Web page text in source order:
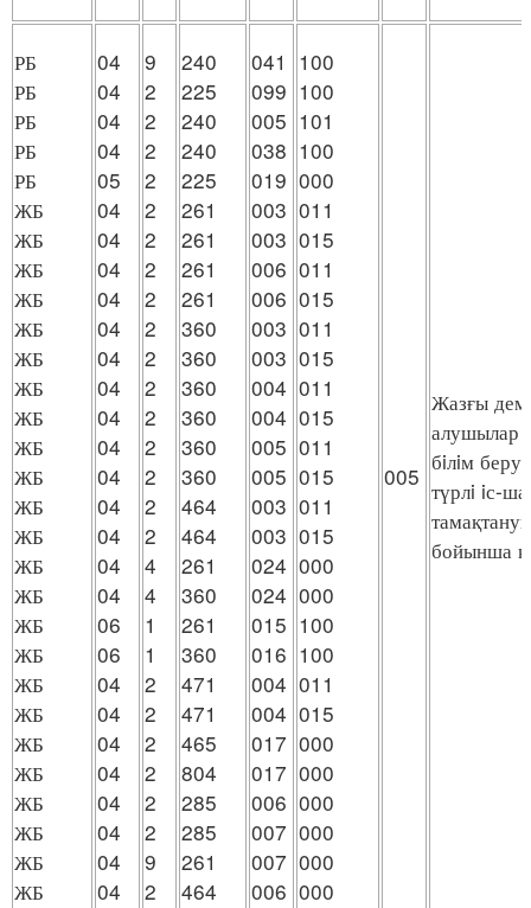
РБ
РБ
РБ
РБ
РБ
ЖБ
ЖБ
ЖБ
ЖБ
ЖБ
ЖБ
ЖБ
ЖБ
ЖБ
ЖБ
ЖБ
ЖБ
ЖБ
ЖБ
ЖБ
ЖБ
ЖБ
ЖБ
ЖБ
ЖБ
ЖБ
ЖБ
ЖБ
ЖБ
04
04
04
04
05
04
04
04
04
04
04
04
04
04
04
04
04
04
04
06
06
04
04
04
04
04
04
04
04
9
2
2
2
2
2
2
2
2
2
2
2
2
2
2
2
2
4
4
1
1
2
2
2
2
2
2
9
2
240
225
240
240
225
261
261
261
261
360
360
360
360
360
360
464
464
261
360
261
360
471
471
465
804
285
285
261
464
041
099
005
038
019
003
003
006
006
003
003
004
004
005
005
003
003
024
024
015
016
004
004
017
017
006
007
007
006
100
100
101
100
000
011
015
011
015
011
015
011
015
011
015
011
015
000
000
100
100
011
015
000
000
000
000
000
000
005
Жазғы
алушылар
бiлiм беру
түрлi iс-
бойынша